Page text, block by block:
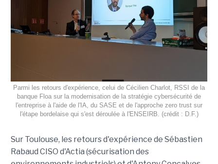
Parmi les retours d'expérience, celui de Cécilien Charlot, RSSI de la
banque Floa sur la modernisation de la stratégie cybersécurité de
l'entreprise à l'aide de l'IA, du SASE et de l'approche zero trust sur
l'étape bordelaise qui s'est déroulée à l'ENSEIRB. (crédit : D.F.)
Sur Toulouse, les retours d'expérience de Sébastien
Rabaud CISO d'Actia (sécurisation des